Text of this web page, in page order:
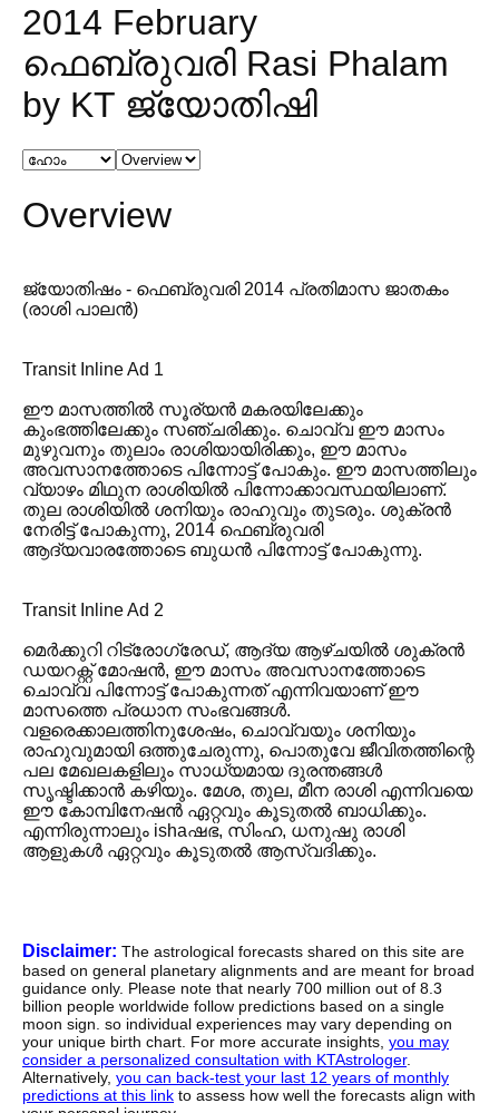
2014 February
ഫെബ്രുവരി Rasi Phalam
by KT ജ്യോതിഷി
Overview
ജ്യോതിഷം - ഫെബ്രുവരി 2014 പ്രതിമാസ ജാതകം
(രാശി പാലൻ)
Transit Inline Ad 1
ഈ മാസത്തിൽ സൂര്യൻ മകരയിലേക്കും
കുംഭത്തിലേക്കും സഞ്ചരിക്കും. ചൊവ്വ ഈ മാസം
മുഴുവനും തുലാം രാശിയായിരിക്കും, ഈ മാസം
അവസാനത്തോടെ പിന്നോട്ട് പോകും. ഈ മാസത്തിലും
വ്യാഴം മിഥുന രാശിയിൽ പിന്നോക്കാവസ്ഥയിലാണ്.
തുല രാശിയിൽ ശനിയും രാഹുവും തുടരും. ശുക്രൻ
നേരിട്ട് പോകുന്നു, 2014 ഫെബ്രുവരി
ആദ്യവാരത്തോടെ ബുധൻ പിന്നോട്ട് പോകുന്നു.
Transit Inline Ad 2
മെർക്കുറി റിട്രോഗ്രേഡ്, ആദ്യ ആഴ്ചയിൽ ശുക്രൻ
ഡയറക്റ്റ് മോഷൻ, ഈ മാസം അവസാനത്തോടെ
ചൊവ്വ പിന്നോട്ട് പോകുന്നത് എന്നിവയാണ് ഈ
മാസത്തെ പ്രധാന സംഭവങ്ങൾ.
വളരെക്കാലത്തിനുശേഷം, ചൊവ്വയും ശനിയും
രാഹുവുമായി ഒത്തുചേരുന്നു, പൊതുവേ ജീവിതത്തിന്റെ
പല മേഖലകളിലും സാധ്യമായ ദുരന്തങ്ങൾ
സൃഷ്ടിക്കാൻ കഴിയും. മേശ, തുല, മീന രാശി എന്നിവയെ
ഈ കോമ്പിനേഷൻ ഏറ്റവും കൂടുതൽ ബാധിക്കും.
എന്നിരുന്നാലും ishaഷഭ, സിംഹ, ധനുഷു രാശി
ആളുകൾ ഏറ്റവും കൂടുതൽ ആസ്വദിക്കും.
Disclaimer: The astrological forecasts shared on this site are
based on general planetary alignments and are meant for broad
guidance only. Please note that nearly 700 million out of 8.3
billion people worldwide follow predictions based on a single
moon sign. so individual experiences may vary depending on
your unique birth chart. For more accurate insights, you may
consider a personalized consultation with KTAstrologer.
Alternatively, you can back-test your last 12 years of monthly
predictions at this link to assess how well the forecasts align with